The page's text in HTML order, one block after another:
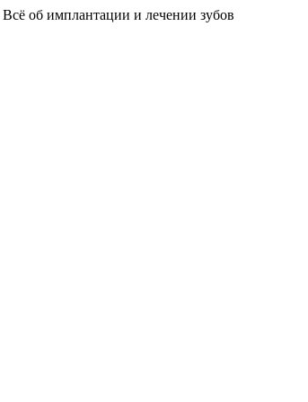
Всё об имплантации и лечении зубов